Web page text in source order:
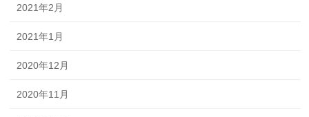
2021年2月
2021年1月
2020年12月
2020年11月